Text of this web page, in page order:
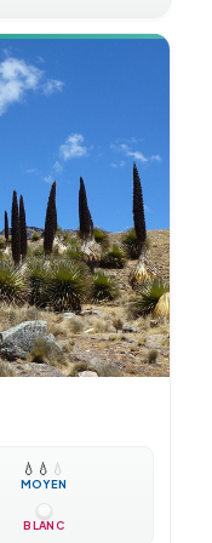
💧 💧 💧
MOYEN
BLANC